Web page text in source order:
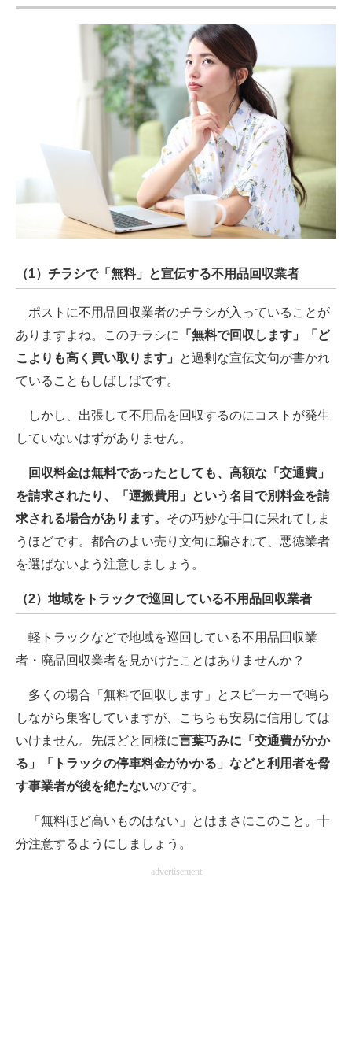
（1）チラシで「無料」と宣伝する不用品回収業者
ポストに不用品回収業者のチラシが入っていることが
ありますよね。このチラシに
「無料で回収します」「ど
こよりも高く買い取ります」
と過剰な宣伝文句が書かれ
ていることもしばしばです。
しかし、出張して不用品を回収するのにコストが発生
していないはずがありません。
回収料金は無料であったとしても、高額な「交通費」
を請求されたり、「運搬費用」という名目で別料金を請
求される場合があります。 その巧妙な手口に呆れてしま
うほどです。都合のよい売り文句に騙されて、悪徳業者
を選ばないよう注意しましょう。
（2）地域をトラックで巡回している不用品回収業者
軽トラックなどで地域を巡回している不用品回収業
者・廃品回収業者を見かけたことはありませんか？
多くの場合「無料で回収します」とスピーカーで鳴ら
しながら集客していますが、こちらも安易に信用しては
いけません。先ほどと同様に言葉巧みに「交通費がかか
る」「トラックの停車料金がかかる」などと利用者を脅
す事業者が後を絶たないのです。
「無料ほど高いものはない」とはまさにこのこと。十
分注意するようにしましょう。
advertisement